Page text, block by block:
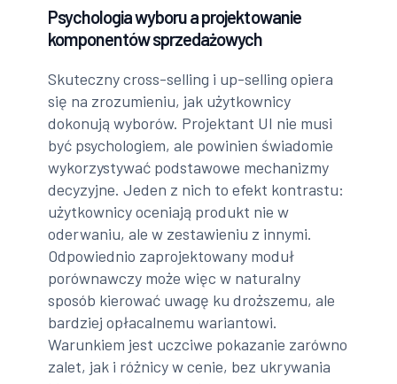
Psychologia wyboru a projektowanie
komponentów sprzedażowych
Skuteczny cross-selling i up-selling opiera
się na zrozumieniu, jak użytkownicy
dokonują wyborów. Projektant UI nie musi
być psychologiem, ale powinien świadomie
wykorzystywać podstawowe mechanizmy
decyzyjne. Jeden z nich to efekt kontrastu:
użytkownicy oceniają produkt nie w
oderwaniu, ale w zestawieniu z innymi.
Odpowiednio zaprojektowany moduł
porównawczy może więc w naturalny
sposób kierować uwagę ku droższemu, ale
bardziej opłacalnemu wariantowi.
Warunkiem jest uczciwe pokazanie zarówno
zalet, jak i różnicy w cenie, bez ukrywania